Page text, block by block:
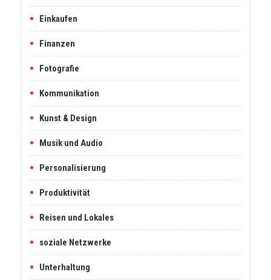
Einkaufen
Finanzen
Fotografie
Kommunikation
Kunst & Design
Musik und Audio
Personalisierung
Produktivität
Reisen und Lokales
soziale Netzwerke
Unterhaltung